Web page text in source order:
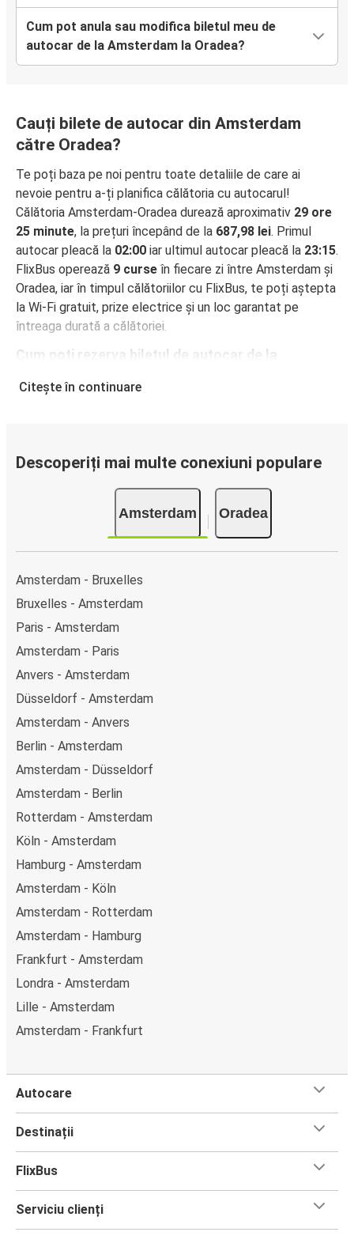
Cum pot anula sau modifica biletul meu de
autocar de la Amsterdam la Oradea?
Cauți bilete de autocar din Amsterdam
către Oradea?
Te poți baza pe noi pentru toate detaliile de care ai
nevoie pentru a-ți planifica călătoria cu autocarul!
Călătoria Amsterdam-Oradea durează aproximativ 29 ore
25 minute, la prețuri începând de la 687,98 lei. Primul
autocar pleacă la 02:00 iar ultimul autocar pleacă la 23:15.
FlixBus operează 9 curse în fiecare zi între Amsterdam și
Oradea, iar în timpul călătoriilor cu FlixBus, te poți aștepta
la Wi-Fi gratuit, prize electrice și un loc garantat pe
întreaga durată a călătoriei.
Cum poți rezerva biletul de autocar de la
clicuri. La achiziționarea online a unui bilet pe ruta
Google și Apple Pay. Alternativ, poți plăti în numerar la
bordul autocarelor sau la unul din punctele de vânzare.
Citește în continuare
Descoperiți mai multe conexiuni populare
Amsterdam Oradea
Amsterdam - Bruxelles
Bruxelles - Amsterdam
Paris - Amsterdam
Amsterdam - Paris
Anvers - Amsterdam
Düsseldorf - Amsterdam
Amsterdam - Anvers
Berlin - Amsterdam
Amsterdam - Düsseldorf
Amsterdam - Berlin
Rotterdam - Amsterdam
Köln - Amsterdam
Hamburg - Amsterdam
Amsterdam - Köln
Amsterdam - Rotterdam
Amsterdam - Hamburg
Frankfurt - Amsterdam
Londra - Amsterdam
Lille - Amsterdam
Amsterdam - Frankfurt
Autocare
Destinații
FlixBus
Serviciu clienți